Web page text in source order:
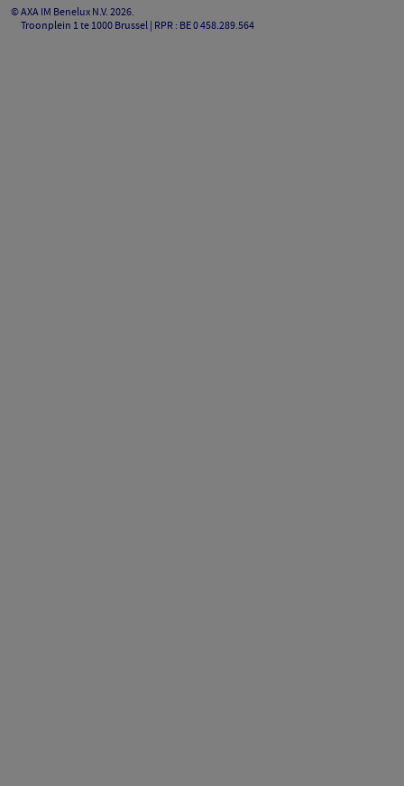
©AXA IM Benelux N.V.2026.
Troonplein 1 te 1000 Brussel | RPR : BE 0 458.289.564